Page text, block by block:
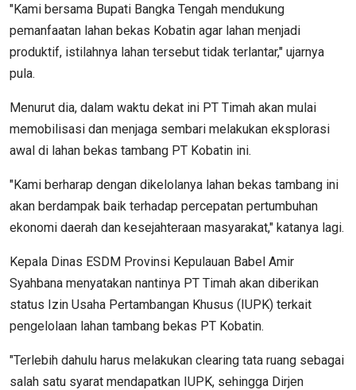
"Kami bersama Bupati Bangka Tengah mendukung
pemanfaatan lahan bekas Kobatin agar lahan menjadi
produktif, istilahnya lahan tersebut tidak terlantar," ujarnya
pula.
Menurut dia, dalam waktu dekat ini PT Timah akan mulai
memobilisasi dan menjaga sembari melakukan eksplorasi
awal di lahan bekas tambang PT Kobatin ini.
"Kami berharap dengan dikelolanya lahan bekas tambang ini
akan berdampak baik terhadap percepatan pertumbuhan
ekonomi daerah dan kesejahteraan masyarakat," katanya lagi.
Kepala Dinas ESDM Provinsi Kepulauan Babel Amir
Syahbana menyatakan nantinya PT Timah akan diberikan
status Izin Usaha Pertambangan Khusus (IUPK) terkait
pengelolaan lahan tambang bekas PT Kobatin.
"Terlebih dahulu harus melakukan clearing tata ruang sebagai
salah satu syarat mendapatkan IUPK, sehingga Dirjen